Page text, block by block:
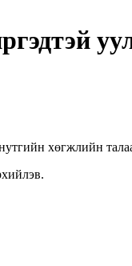
хөгжлийн